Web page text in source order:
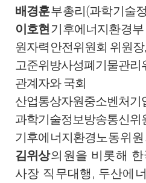
배경훈부총리 (과학기술
이호현 기후에너지환경부
원자력 안전위원회 위원장,
고준위방사성폐기물관리
관계자와 국회
산업통상자원중소벤처기
과학기술정보방송통신위
기후에너지환경노동위원
김위상의원을 비롯해
사장 직무대행 , 두산에